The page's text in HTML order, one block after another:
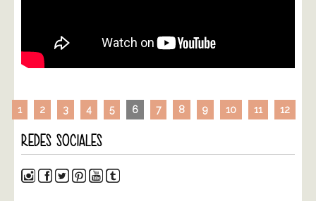
1 2 3 4 5 6 7 8 9 10 11 12
REDES SOCIALES